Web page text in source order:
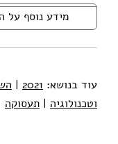
מידע נוסף על
עוד בנושא: 2021
|
וטכנולוגיה | תעסוקה